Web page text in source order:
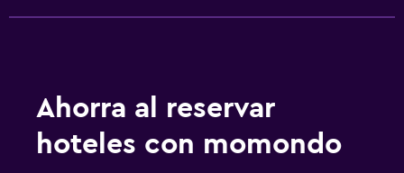
Aire libre
Terraza/patio
Ahorra al reservar
hoteles con momondo